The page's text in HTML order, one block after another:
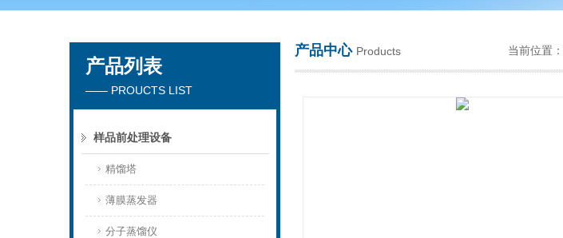
杭州川一实验仪器有限公司
产品列表
—— PROUCTS LIST
样品前处理设备
精馏塔
薄膜蒸发器
分子蒸馏仪
产品中心 Products 当前位置：